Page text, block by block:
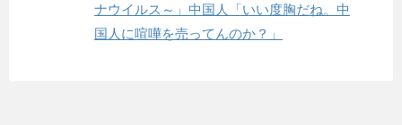
ナウイルス～」中国人「いい度胸だね。中
国人に喧嘩を売ってんのか？」